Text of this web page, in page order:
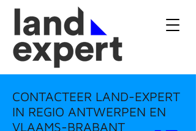
CONTACTEER LAND-EXPERT
IN REGIO ANTWERPEN EN
VLAAMS-BRABANT